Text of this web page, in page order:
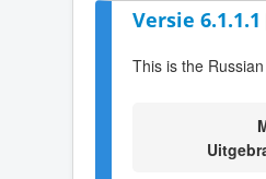
Versie 6.1.1.1
This is the